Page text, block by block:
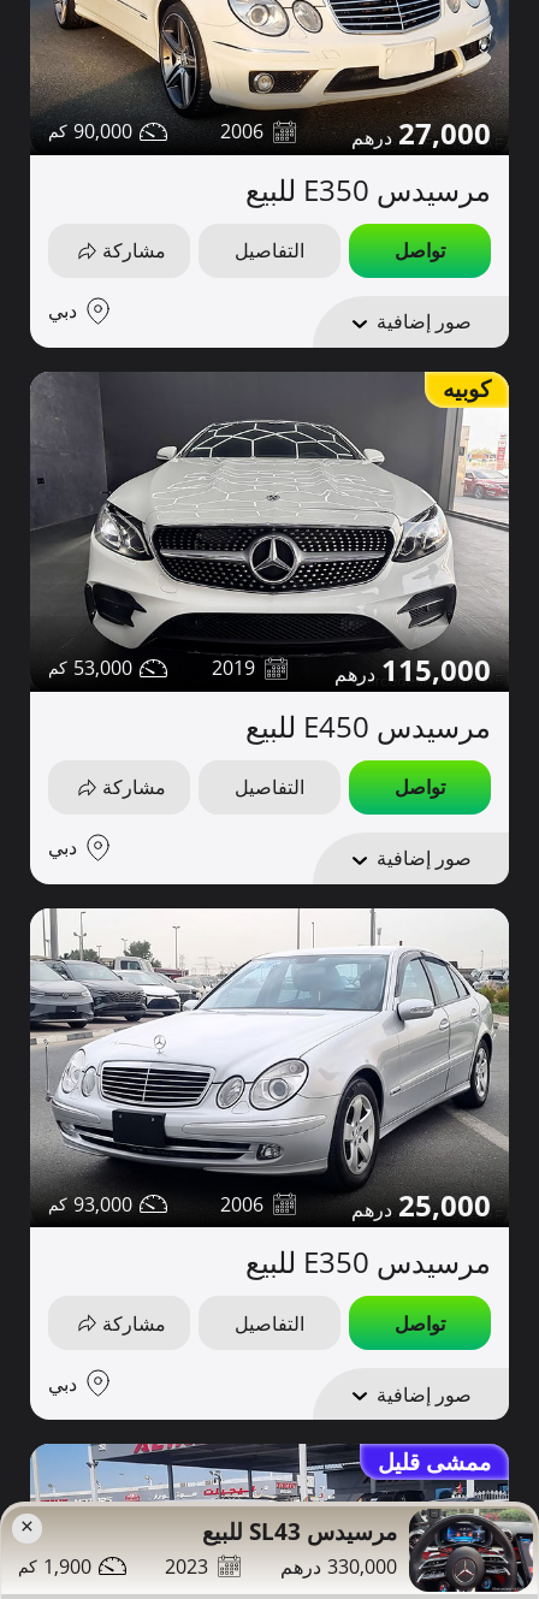
27,000
2006
90,000
مرسيدس E350 للبيع
تواصل التفاصيل مشاركة
صور إضافية دبي
كوبيه
115,000
2019
53,000
مرسيدس E450 للبيع
تواصل التفاصيل مشاركة
صور إضافية دبي
25,000
2006
93,000
مرسيدس E350 للبيع
تواصل التفاصيل مشاركة
صور إضافية دبي
ممشى قليل
× مرسيدس SL43 للبيع
330,000
2023
1,900